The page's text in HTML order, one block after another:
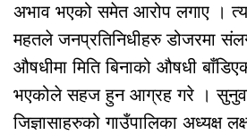
अभाव भएको समेत आरोप लगाए ।
महतले जनप्रतिनिधीहरु डोजरमा
औषधीमा मिति बिनाको औषधी
भएकोले सहज हुन आग्रह गरे ।
जिज्ञासाहरुको गाउँपालिका अध्यक्ष